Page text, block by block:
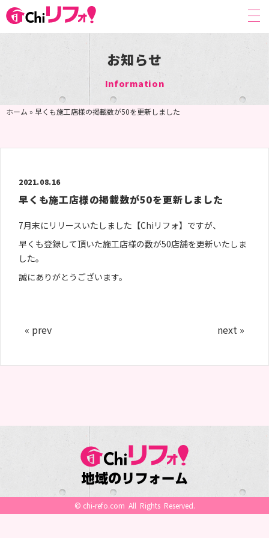
CHI-リフォ！とは
ピックアップ施工店
お知らせ
掲載希望の企業様へ
お問い合わせ
個人情報保護方針
お知らせ
Information
ホーム » 早くも施工店様の掲載数が50を更新しました
2021.08.16
早くも施工店様の掲載数が50を更新しました
7月末にリリースいたしました【Chiリフォ】ですが、
早くも登録して頂いた施工店様の数が50店舗を更新いたしま
した。
誠にありがとうございます。
« prev next »
© chi-refo.com All Rights Reserved.